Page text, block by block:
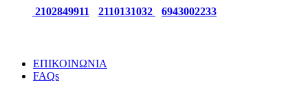
2102849911 2110131032 6943002233
ΕΠΙΚΟΙΝΩΝΙΑ
FAQs